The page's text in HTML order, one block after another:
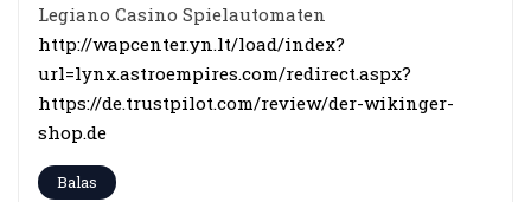
Legiano Casino Spielautomaten
http://wapcenter.yn.lt/load/index?
url=lynx.astroempires.com/redirect.aspx?
https://de.trustpilot.com/review/der-wikinger-
shop.de
Balas